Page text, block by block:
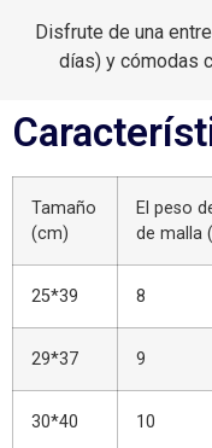
Disfrute de una
días) y cómodas
Tamaño
(cm)
El peso
de malla
25*39 8
29*37 9
30*40 10